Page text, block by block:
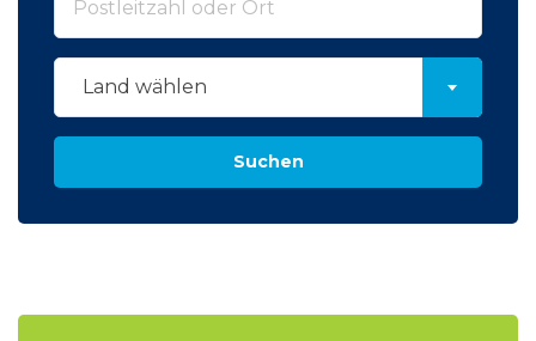
Land wählen
Suchen